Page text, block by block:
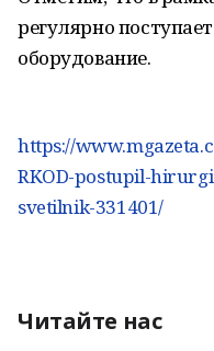
регулярно
оборудование.
https://
RKOD-postupil-
svetilnik-331401/
Читайте нас